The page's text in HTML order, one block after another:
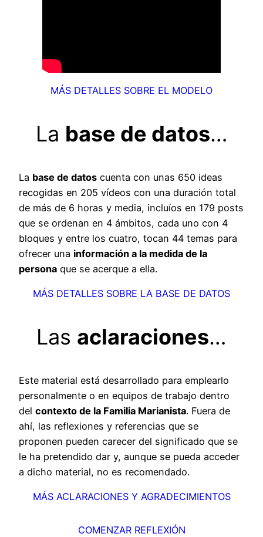
MÁS DETALLES SOBRE EL MODELO
La base de datos…
La base de datos cuenta con unas 650 ideas
recogidas en 205 vídeos con una duración total
de más de 6 horas y media, incluíos en 179 posts
que se ordenan en 4 ámbitos, cada uno con 4
bloques y entre los cuatro, tocan 44 temas para
ofrecer una información a la medida de la
persona que se acerque a ella.
MÁS DETALLES SOBRE LA BASE DE DATOS
Las aclaraciones…
Este material está desarrollado para emplearlo
personalmente o en equipos de trabajo dentro
del contexto de la Familia Marianista. Fuera de
ahí, las reflexiones y referencias que se
proponen pueden carecer del significado que se
le ha pretendido dar y, aunque se pueda acceder
a dicho material, no es recomendado.
MÁS ACLARACIONES Y AGRADECIMIENTOS
COMENZAR REFLEXIÓN